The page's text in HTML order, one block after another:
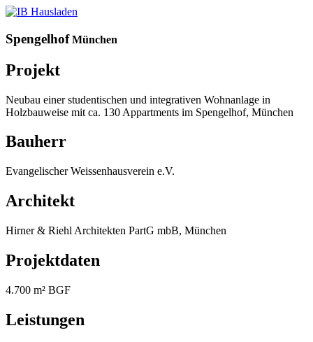
SpengelhofMünchen
Projekt
Neubau einer studentischen und integrativen Wohnanlage in
Holzbauweise mit ca. 130 Appartments im Spengelhof, München
Bauherr
Evangelischer Weissenhausverein e.V.
Architekt
Hirner & Riehl Architekten PartG mbB, München
Projektdaten
4.700 m² BGF
Leistungen